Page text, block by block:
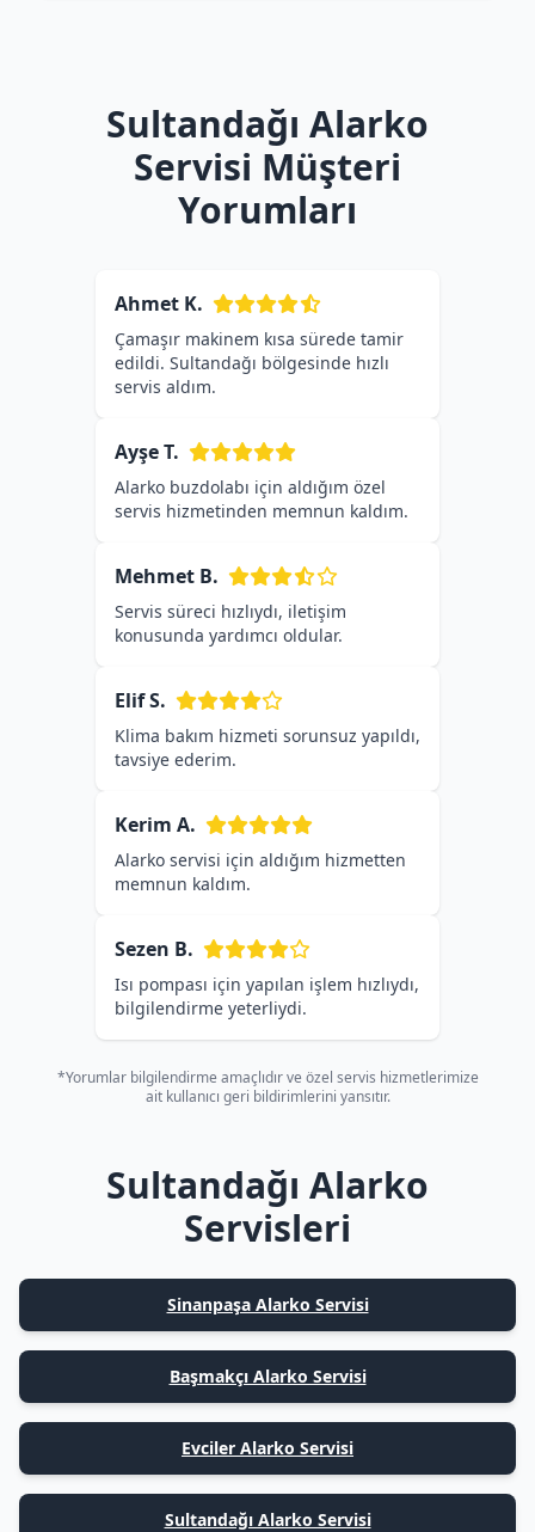
Sultandağı Alarko
Servisi Müşteri
Yorumları
Ahmet K.
Çamaşır makinem kısa sürede tamir
edildi. Sultandağı bölgesinde hızlı
servis aldım.
Ayşe T.
Alarko buzdolabı için aldığım özel
servis hizmetinden memnun kaldım.
Mehmet B.
Servis süreci hızlıydı, iletişim
konusunda yardımcı oldular.
Elif S.
Klima bakım hizmeti sorunsuz yapıldı,
tavsiye ederim.
Kerim A.
Alarko servisi için aldığım hizmetten
memnun kaldım.
Sezen B.
Isı pompası için yapılan işlem hızlıydı,
bilgilendirme yeterliydi.
*Yorumlar bilgilendirme amaçlıdır ve özel servis hizmetlerimize
ait kullanıcı geri bildirimlerini yansıtır.
Sultandağı Alarko
Servisleri
Sinanpaşa Alarko Servisi
Başmakçı Alarko Servisi
Evciler Alarko Servisi
Sultandağı Alarko Servisi